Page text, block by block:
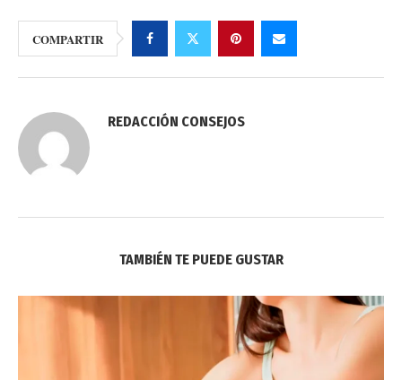
COMPARTIR
REDACCIÓN CONSEJOS
TAMBIÉN TE PUEDE GUSTAR